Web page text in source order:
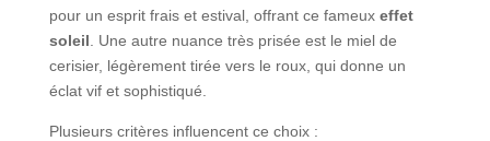
pour un esprit frais et estival, offrant ce fameux effet
soleil . Une autre nuance très prisée est le miel de
cerisier, légèrement tirée vers le roux, qui donne un
éclat vif et sophistiqué.
Plusieurs critères influencent ce choix :